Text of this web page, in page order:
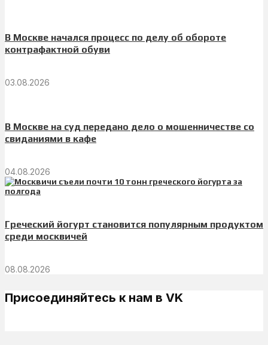
В Москве начался процесс по делу об обороте
контрафактной обуви
03.08.2026
В Москве на суд передано дело о мошенничестве со
свиданиями в кафе
04.08.2026
Греческий йогурт становится популярным продуктом
среди москвичей
08.08.2026
Присоединяйтесь к нам в VK